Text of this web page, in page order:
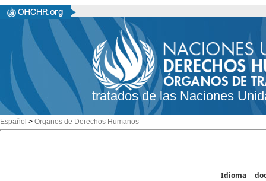
tratados de las Naciones
Español > Organos de Derechos Humanos
Idioma